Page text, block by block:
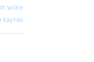
wilkie
kaynak